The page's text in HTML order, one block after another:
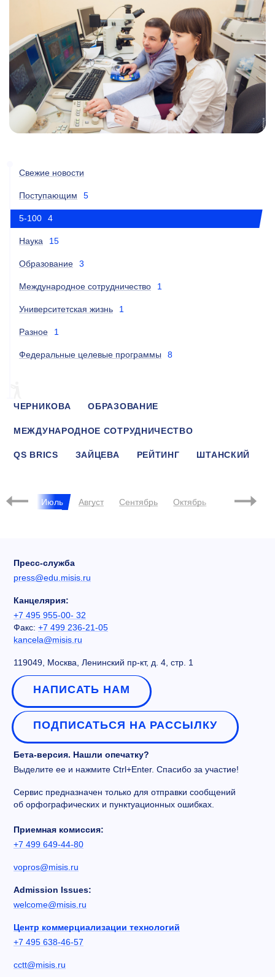
Свежие новости
Поступающим 5
5-100 4
Наука 15
Образование 3
Международное сотрудничество 1
Университетская жизнь 1
Разное 1
Федеральные целевые программы 8
ЧЕРНИКОВА ОБРАЗОВАНИЕ
МЕЖДУНАРОДНОЕ СОТРУДНИЧЕСТВО
QS BRICS ЗАЙЦЕВА РЕЙТИНГ ШТАНСКИЙ
Июнь Июль Август Сентябрь Октябрь Ноябрь
Пресс-служба
press@edu.misis.ru
Канцелярия:
+7 495 955-00- 32
Факс: +7 499 236-21-05
kancela@misis.ru
119049, Москва, Ленинский пр-кт, д. 4, стр. 1
НАПИСАТЬ НАМ
ПОДПИСАТЬСЯ НА РАССЫЛКУ
Бета-версия. Нашли опечатку?
Выделите ее и нажмите Ctrl+Enter. Спасибо за участие!
Сервис предназначен только для отправки сообщений
об орфографических и пунктуационных ошибках.
Приемная комиссия:
+7 499 649-44-80
vopros@misis.ru
Admission Issues:
welcome@misis.ru
Центр коммерциализации технологий
+7 495 638-46-57
cctt@misis.ru